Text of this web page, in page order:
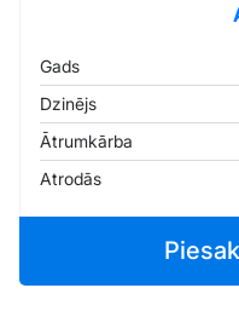
Gads
Dzinējs
Ātrumkārba
Atrodās